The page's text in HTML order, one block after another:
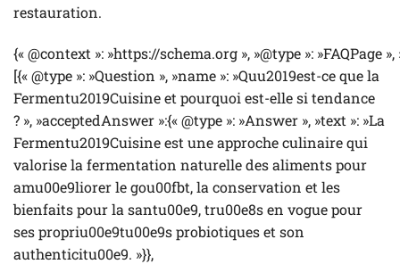
restauration.
{« @context »: »https://schema.org », »@type »: »FAQPage
[{« @type »: »Question », »name »: »Quu2019est-ce que la
Fermentu2019Cuisine et pourquoi est-elle si tendance
? », »acceptedAnswer »:{« @type »: »Answer », »text »: »La
Fermentu2019Cuisine est une approche culinaire qui
valorise la fermentation naturelle des aliments pour
amu00e9liorer le gou00fbt, la conservation et les
bienfaits pour la santu00e9, tru00e8s en vogue pour
ses propriu00e9tu00e9s probiotiques et son
authenticitu00e9. »}},